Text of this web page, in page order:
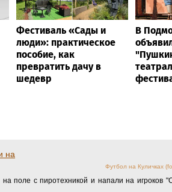
Фестиваль «Сады и
люди»: практическое
пособие, как
превратить дачу в
шедевр
В